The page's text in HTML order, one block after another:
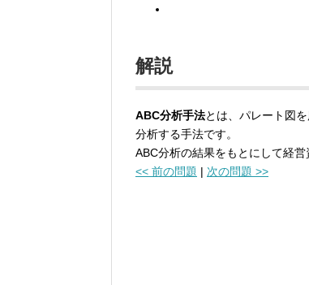
解説
ABC分析手法とは、パレート図
分析する手法です。
ABC分析の結果をもとにして経
<< 前の問題 | 次の問題 >>